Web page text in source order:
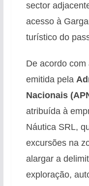
sector
acesso à
turístico do
De acordo com
emitida pela
Nacionais
atribuída à
Náutica SRL,
excursões na
alargar a
exploração,